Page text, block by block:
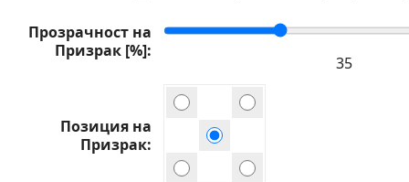
Прозрачност на
Призрак [%]
Позиция на
Призрак